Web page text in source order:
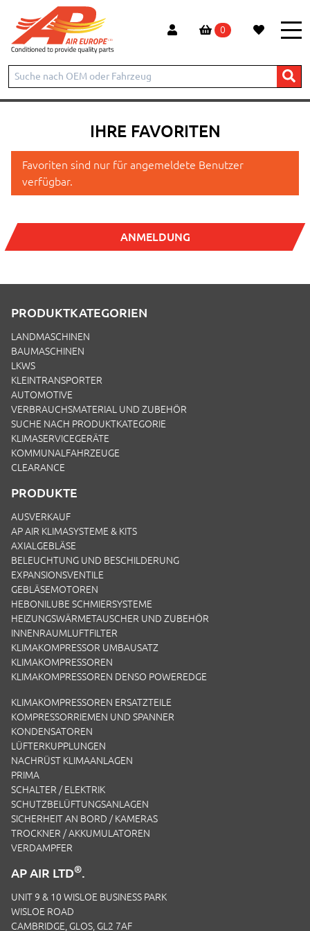
0
Start Favoriten
IHRE FAVORITEN
Favoriten sind nur für angemeldete Benutzer
verfügbar.
ANMELDUNG
PRODUKTKATEGORIEN
LANDMASCHINEN
BAUMASCHINEN
LKWS
KLEINTRANSPORTER
AUTOMOTIVE
VERBRAUCHSMATERIAL UND ZUBEHÖR
SUCHE NACH PRODUKTKATEGORIE
KLIMASERVICEGERÄTE
KOMMUNALFAHRZEUGE
CLEARANCE
PRODUKTE
AUSVERKAUF
AP AIR KLIMASYSTEME & KITS
AXIALGEBLÄSE
BELEUCHTUNG UND BESCHILDERUNG
EXPANSIONSVENTILE
GEBLÄSEMOTOREN
HEBONILUBE SCHMIERSYSTEME
HEIZUNGSWÄRMETAUSCHER UND ZUBEHÖR
INNENRAUMLUFTFILTER
KLIMAKOMPRESSOR UMBAUSATZ
KLIMAKOMPRESSOREN
KLIMAKOMPRESSOREN DENSO POWEREDGE
KLIMAKOMPRESSOREN ERSATZTEILE
KOMPRESSORRIEMEN UND SPANNER
KONDENSATOREN
LÜFTERKUPPLUNGEN
NACHRÜST KLIMAANLAGEN
PRIMA
SCHALTER / ELEKTRIK
SCHUTZBELÜFTUNGSANLAGEN
SICHERHEIT AN BORD / KAMERAS
TROCKNER / AKKUMULATOREN
VERDAMPFER
AP AIR LTD®.
UNIT 9 & 10 WISLOE BUSINESS PARK
WISLOE ROAD
CAMBRIDGE, GLOS, GL2 7AF